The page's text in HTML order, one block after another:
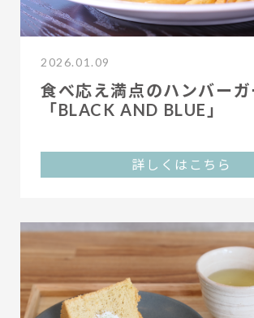
2026.01.09
食べ応え満点のハンバーガ
「BLACK AND BLUE」
詳しくはこちら